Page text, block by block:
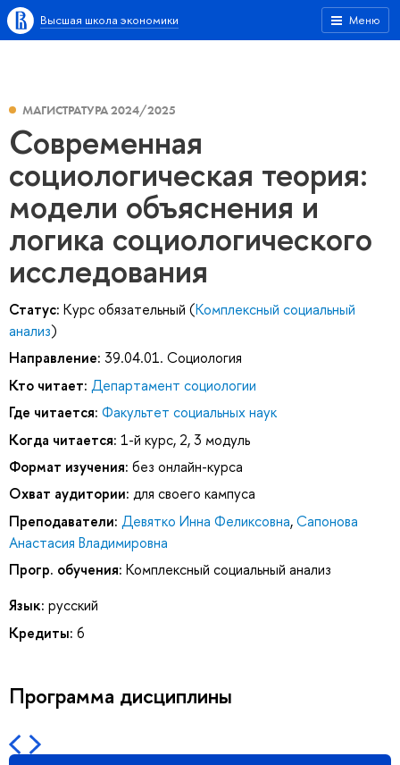
Меню
Высшая школа экономики
МАГИСТРАТУРА 2024/2025
Современная
социологическая теория:
модели объяснения и
логика социологического
исследования
Статус: Курс обязательный (Комплексный социальный
анализ)
Направление: 39.04.01. Социология
Кто читает: Департамент социологии
Где читается: Факультет социальных наук
Когда читается: 1-й курс, 2, 3 модуль
Формат изучения: без онлайн-курса
Охват аудитории: для своего кампуса
Преподаватели: Девятко Инна Феликсовна,Сапонова
Анастасия Владимировна
Прогр. обучения: Комплексный социальный анализ
Язык: русский
Кредиты: 6
Программа дисциплины